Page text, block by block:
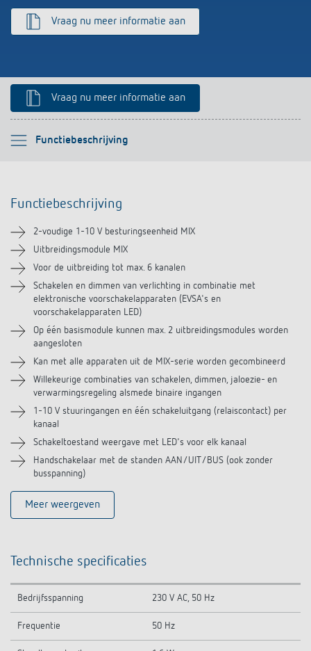
Impulsrelais: licht eenvoudig, efficiënt en
Vraag nu meer informatie aan
Vraag nu meer informatie aan
Functiebeschrijving
Selecteer alstublieft
Technische informatie
Downloads
Functiebeschrijving
2-voudige 1-10 V besturingseenheid MIX
Uitbreidingsmodule MIX
Voor de uitbreiding tot max. 6 kanalen
Schakelen en dimmen van verlichting in combinatie met
elektronische voorschakelapparaten (EVSA's en
voorschakelapparaten LED)
Op één basismodule kunnen max. 2 uitbreidingsmodules worden
aangesloten
Kan met alle apparaten uit de MIX-serie worden gecombineerd
Willekeurige combinaties van schakelen, dimmen, jaloezie- en
verwarmingsregeling alsmede binaire ingangen
1-10 V stuuringangen en één schakeluitgang (relaiscontact) per
kanaal
Schakeltoestand weergave met LED's voor elk kanaal
Handschakelaar met de standen AAN/UIT/BUS (ook zonder
busspanning)
Meer weergeven
Technische specificaties
Bedrijfsspanning 230 V AC, 50 Hz
Frequentie 50 Hz